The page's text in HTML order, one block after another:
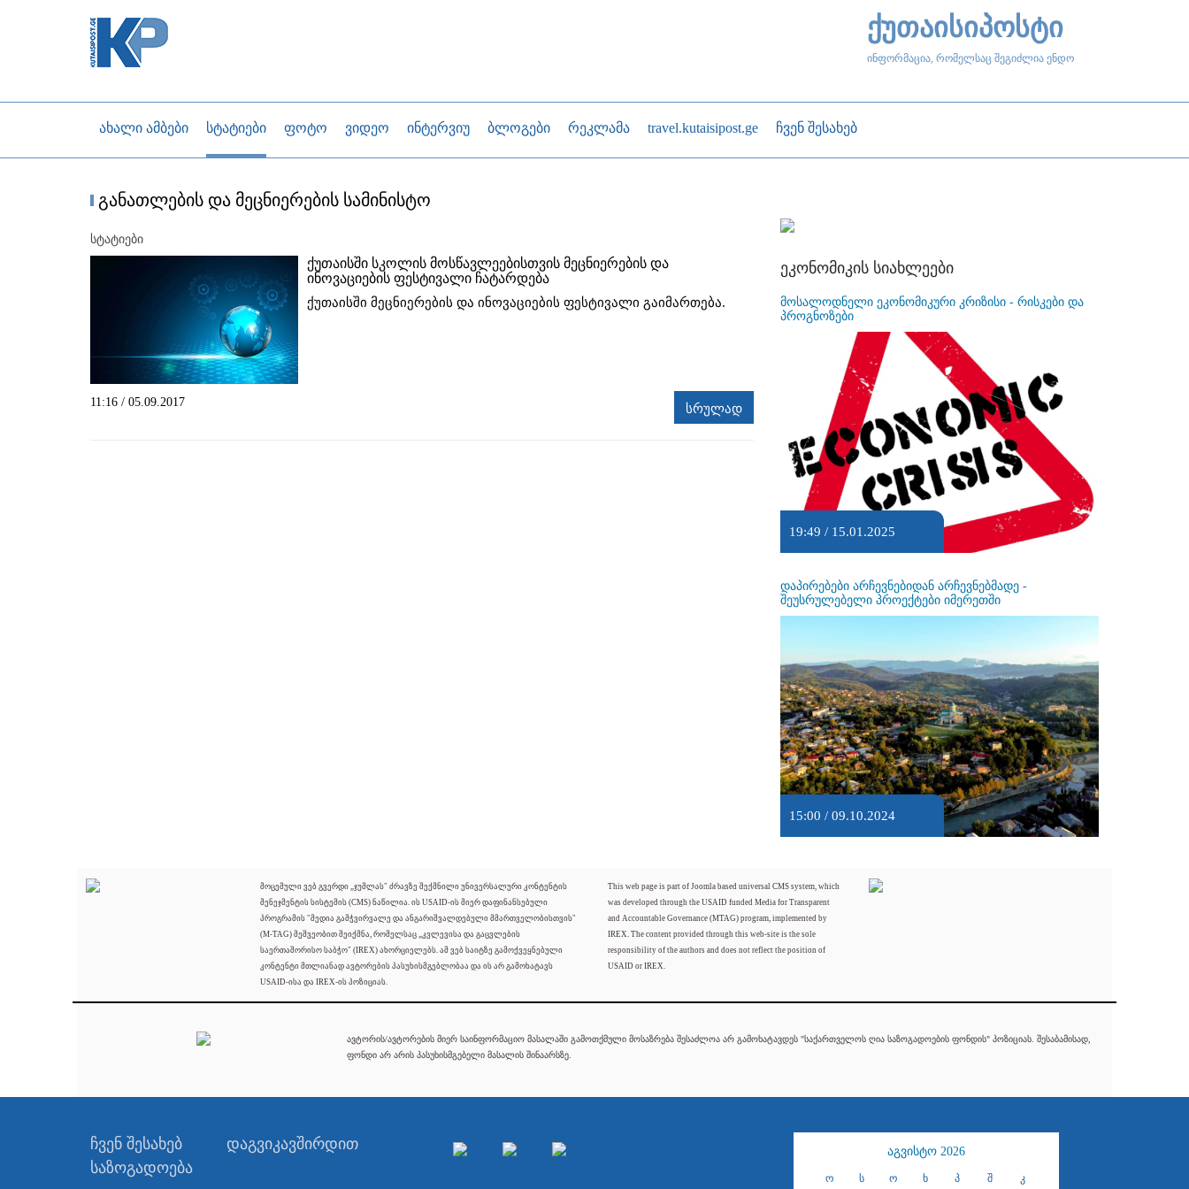
ქუთაისიპოსტი
ინფორმაცია, რომელსაც შეგიძლია ენდო
ახალი ამბები სტატიები ფოტო ვიდეო ინტერვიუ ბლოგები რეკლამა travel.kutaisipost.ge ჩვენ შესახებ
განათლების და მეცნიერების სამინისტო
სტატიები
ქუთაისში სკოლის მოსწავლეებისთვის მეცნიერების და
ინოვაციების ფესტივალი ჩატარდება
ქუთაისში მეცნიერების და ინოვაციების ფესტივალი გაიმართება.
11:16 / 05.09.2017 სრულად
ეკონომიკის სიახლეები
მოსალოდნელი ეკონომიკური კრიზისი - რისკები და
პროგნოზები
19:49 / 15.01.2025
დაპირებები არჩევნებიდან არჩევნებმადე -
შეუსრულებელი პროექტები იმერეთში
15:00 / 09.10.2024
მოცემული ვებ გვერდი „ჯუმლას" ძრავზე შექმნილი უნივერსალური კონტენტის
მენეჯმენტის სისტემის (CMS) ნაწილია. ის USAID-ის მიერ დაფინანსებული
პროგრამის "მედია გამჭვირვალე და ანგარიშვალდებული მმართველობისთვის"
(M-TAG) მეშვეობით შეიქმნა, რომელსაც „კვლევისა და გაცვლების
საერთაშორისო საბჭო" (IREX) ახორციელებს. ამ ვებ საიტზე გამოქვეყნებული
კონტენტი მთლიანად ავტორების პასუხისმგებლობაა და ის არ გამოხატავს
USAID-ისა და IREX-ის პოზიციას.
This web page is part of Joomla based universal CMS system, which
was developed through the USAID funded Media for Transparent
and Accountable Governance (MTAG) program, implemented by
IREX. The content provided through this web-site is the sole
responsibility of the authors and does not reflect the position of
USAID or IREX.
ავტორის/ავტორების მიერ საინფორმაციო მასალაში გამოთქმული მოსაზრება შესაძლოა არ გამოხატავდეს "საქართველოს ღია საზოგადოების ფონდის" პოზიციას. შესაბამისად,
ფონდი არ არის პასუხისმგებელი მასალის შინაარსზე.
ჩვენ შესახებ
დაგვიკავშირდით
საზოგადოება
აგვისტო 2026
ო ს ო ხ პ შ კ